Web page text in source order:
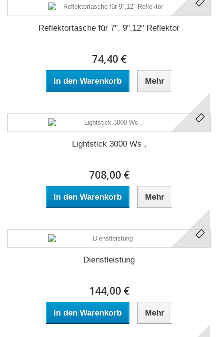
Reflektortasche für 7", 9",12" Reflektor
74,40 €
In den Warenkorb Mehr
Lightstick 3000 Ws ,
708,00 €
In den Warenkorb Mehr
Dienstleistung
144,00 €
In den Warenkorb Mehr